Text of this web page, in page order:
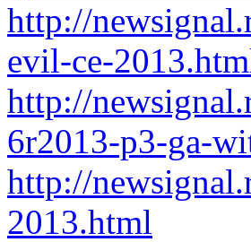
http://
evil-ce-
http://
6r2013-p3-ga-
http://
2013.html